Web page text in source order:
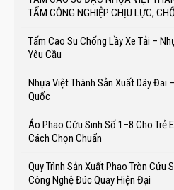
TẤM CÔNG NGHIỆP CHỊU LỰC,
Tấm Cao Su Chống Lầy Xe Tải –
Yêu Cầu
Nhựa Việt Thành Sản Xuất Dây Đai
Quốc
Áo Phao Cứu Sinh Số 1–8 Cho Trẻ
Cách Chọn Chuẩn
Quy Trình Sản Xuất Phao Tròn Cứu
Công Nghệ Đúc Quay Hiện Đại